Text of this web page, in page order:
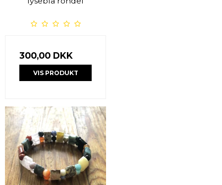
300,00 DKK
VIS PRODUKT